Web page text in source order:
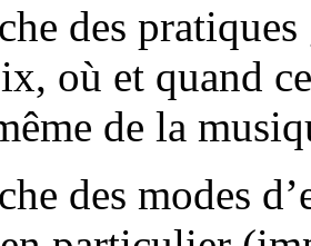
des
où et quand
de la
des modes